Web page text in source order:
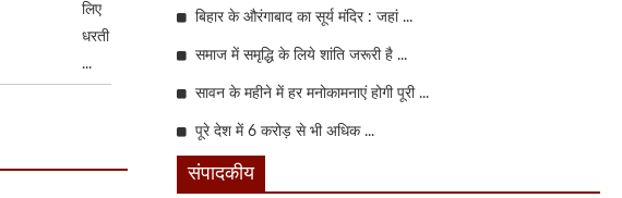
लिए
धरती
...
बिहार के औरंगाबाद का सूर्य मंदिर : जहां ...
समाज में समृद्धि के लिये शांति जरूरी है ...
सावन के महीने में हर मनोकामनाएं होगी पूरी ...
पूरे देश में 6 करोड़ से भी अधिक ...
संपादकीय